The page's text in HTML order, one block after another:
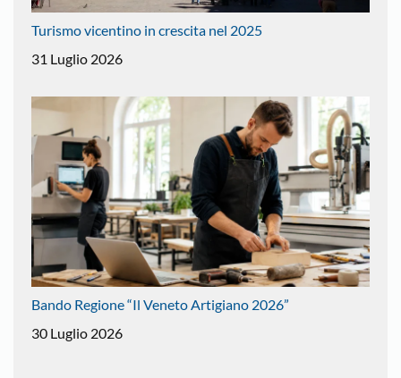
Turismo vicentino in crescita nel 2025
31 Luglio 2026
Bando Regione “Il Veneto Artigiano 2026”
30 Luglio 2026